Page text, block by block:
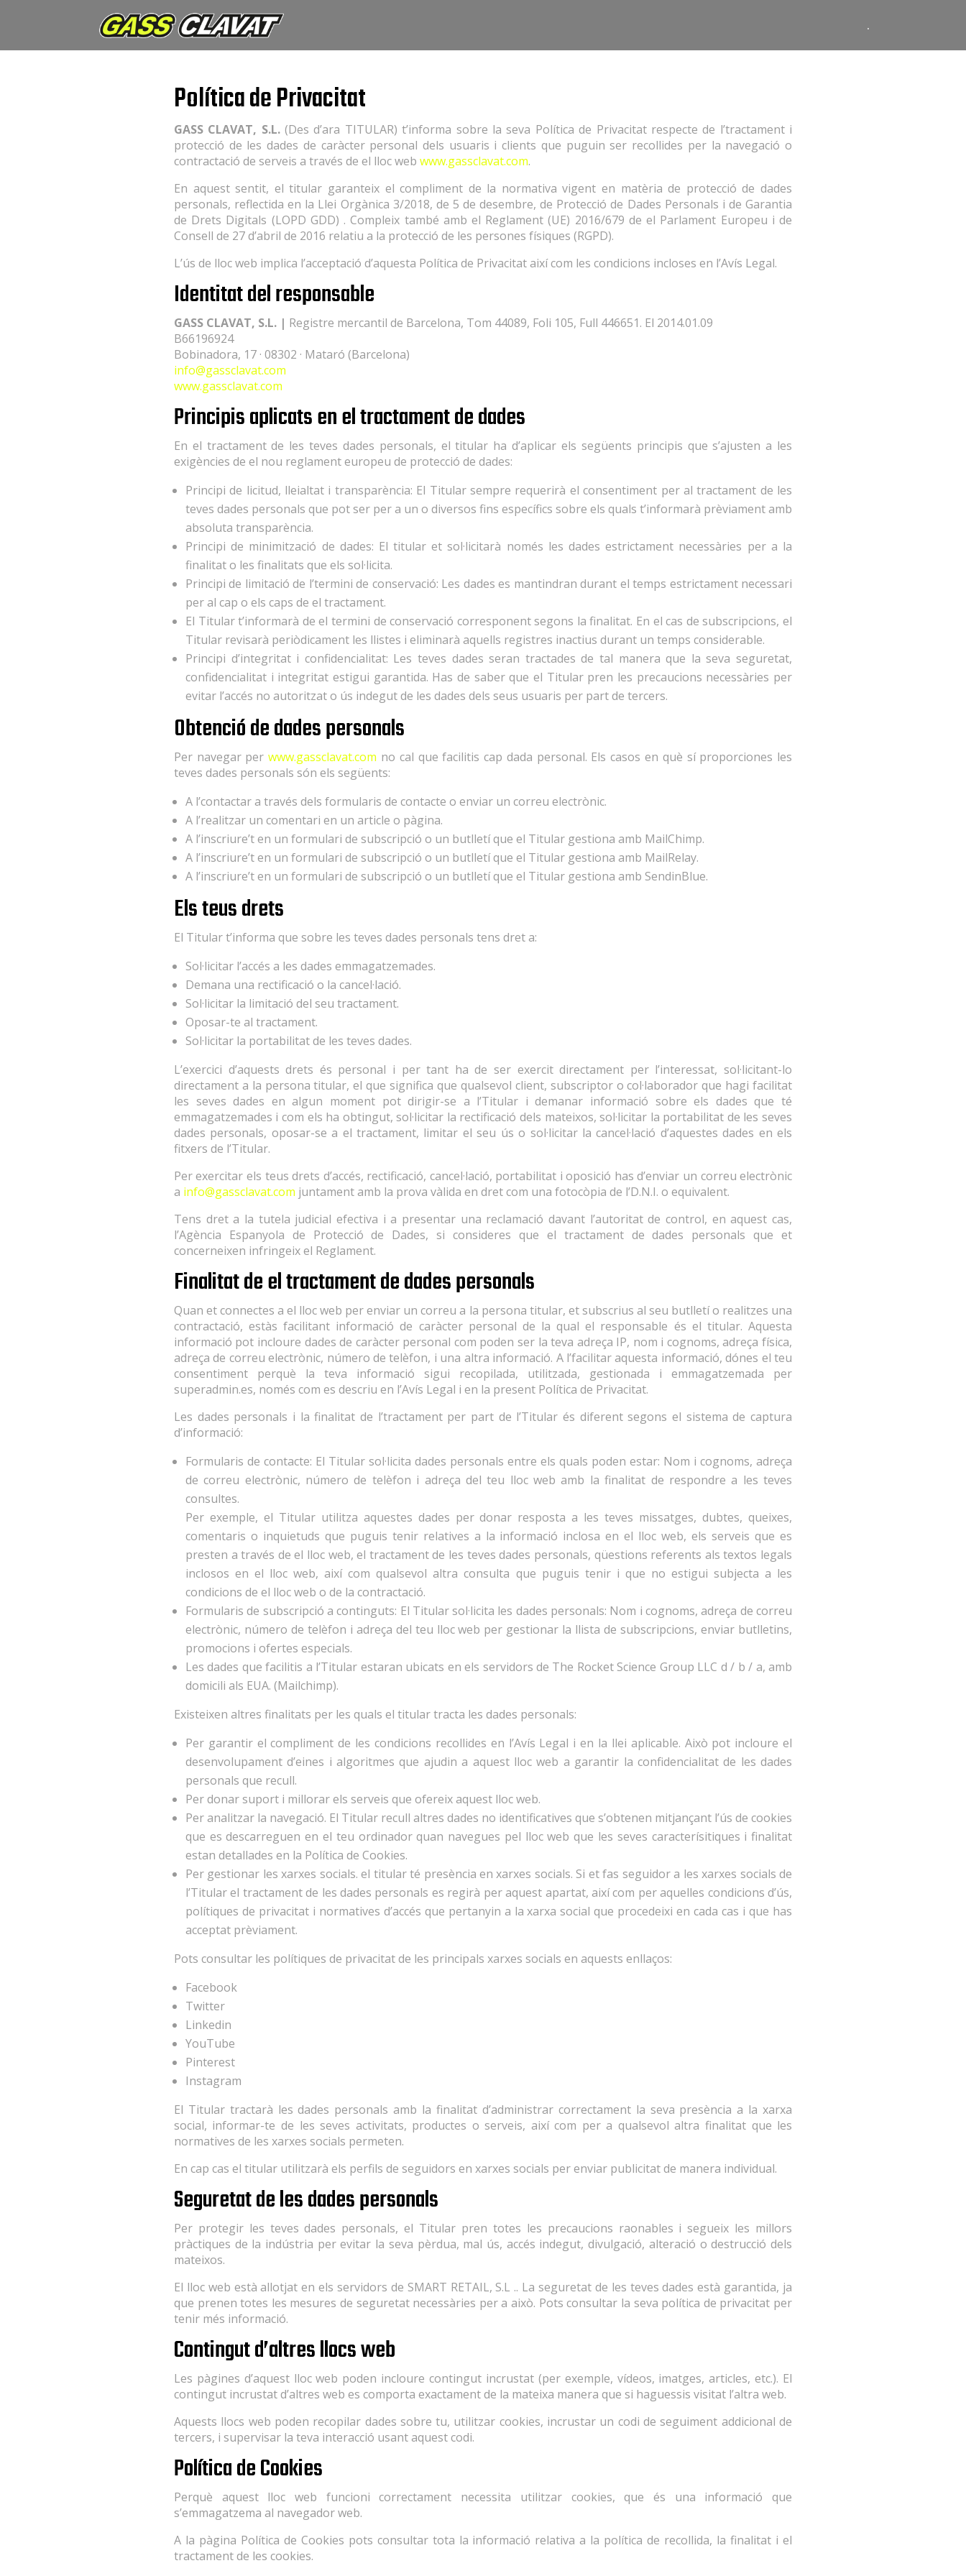
.
Política de Privacitat
GASS CLAVAT, S.L.(Des d’ara TITULAR) t’informa sobre la seva Política de Privacitat respecte de l’tractament i
protecció de les dades de caràcter personal dels usuaris i clients que puguin ser recollides per la navegació o
contractació de serveis a través de el lloc web www.gassclavat.com.
En aquest sentit, el titular garanteix el compliment de la normativa vigent en matèria de protecció de dades
personals, reflectida en la Llei Orgànica 3/2018, de 5 de desembre, de Protecció de Dades Personals i de Garantia
de Drets Digitals (LOPD GDD) . Compleix també amb el Reglament (UE) 2016/679 de el Parlament Europeu i de
Consell de 27 d’abril de 2016 relatiu a la protecció de les persones físiques (RGPD).
L’ús de lloc web implica l’acceptació d’aquesta Política de Privacitat així com les condicions incloses en l’Avís Legal.
Identitat del responsable
GASS CLAVAT, S.L. | Registre mercantil de Barcelona, ​​Tom 44089, Foli 105, Full 446651. El 2014.01.09
B66196924
Bobinadora, 17 · 08302 · Mataró (Barcelona)
info@gassclavat.com
www.gassclavat.com
Principis aplicats en el tractament de dades
En el tractament de les teves dades personals, el titular ha d’aplicar els següents principis que s’ajusten a les
exigències de el nou reglament europeu de protecció de dades:
Principi de licitud, lleialtat i transparència: El Titular sempre requerirà el consentiment per al tractament de les
teves dades personals que pot ser per a un o diversos fins específics sobre els quals t’informarà prèviament amb
absoluta transparència.
Principi de minimització de dades: El titular et sol·licitarà només les dades estrictament necessàries per a la
finalitat o les finalitats que els sol·licita.
Principi de limitació de l’termini de conservació: Les dades es mantindran durant el temps estrictament necessari
per al cap o els caps de el tractament.
El Titular t’informarà de el termini de conservació corresponent segons la finalitat. En el cas de subscripcions, el
Titular revisarà periòdicament les llistes i eliminarà aquells registres inactius durant un temps considerable.
Principi d’integritat i confidencialitat: Les teves dades seran tractades de tal manera que la seva seguretat,
confidencialitat i integritat estigui garantida. Has de saber que el Titular pren les precaucions necessàries per
evitar l’accés no autoritzat o ús indegut de les dades dels seus usuaris per part de tercers.
Obtenció de dades personals
Per navegar perwww.gassclavat.com no cal que facilitis cap dada personal. Els casos en què sí proporciones les
teves dades personals són els següents:
A l’contactar a través dels formularis de contacte o enviar un correu electrònic.
A l’realitzar un comentari en un article o pàgina.
A l’inscriure’t en un formulari de subscripció o un butlletí que el Titular gestiona amb MailChimp.
A l’inscriure’t en un formulari de subscripció o un butlletí que el Titular gestiona amb MailRelay.
A l’inscriure’t en un formulari de subscripció o un butlletí que el Titular gestiona amb SendinBlue.
Els teus drets
El Titular t’informa que sobre les teves dades personals tens dret a:
Sol·licitar l’accés a les dades emmagatzemades.
Demana una rectificació o la cancel·lació.
Sol·licitar la limitació del seu tractament.
Oposar-te al tractament.
Sol·licitar la portabilitat de les teves dades.
L’exercici d’aquests drets és personal i per tant ha de ser exercit directament per l’interessat, sol·licitant-lo
directament a la persona titular, el que significa que qualsevol client, subscriptor o col·laborador que hagi facilitat
les seves dades en algun moment pot dirigir-se a l’Titular i demanar informació sobre els dades que té
emmagatzemades i com els ha obtingut, sol·licitar la rectificació dels mateixos, sol·licitar la portabilitat de les seves
dades personals, oposar-se a el tractament, limitar el seu ús o sol·licitar la cancel·lació d’aquestes dades en els
fitxers de l’Titular.
Per exercitar els teus drets d’accés, rectificació, cancel·lació, portabilitat i oposició has d’enviar un correu electrònic
a info@gassclavat.com juntament amb la prova vàlida en dret com una fotocòpia de l’D.N.I. o equivalent.
Tens dret a la tutela judicial efectiva i a presentar una reclamació davant l’autoritat de control, en aquest cas,
l’Agència Espanyola de Protecció de Dades, si consideres que el tractament de dades personals que et
concerneixen infringeix el Reglament.
Finalitat de el tractament de dades personals
Quan et connectes a el lloc web per enviar un correu a la persona titular, et subscrius al seu butlletí o realitzes una
contractació, estàs facilitant informació de caràcter personal de la qual el responsable és el titular. Aquesta
informació pot incloure dades de caràcter personal com poden ser la teva adreça IP, nom i cognoms, adreça física,
adreça de correu electrònic, número de telèfon, i una altra informació. A l’facilitar aquesta informació, dónes el teu
consentiment perquè la teva informació sigui recopilada, utilitzada, gestionada i emmagatzemada per
superadmin.es, només com es descriu en l’Avís Legal i en la present Política de Privacitat.
Les dades personals i la finalitat de l’tractament per part de l’Titular és diferent segons el sistema de captura
d’informació:
Formularis de contacte: El Titular sol·licita dades personals entre els quals poden estar: Nom i cognoms, adreça
de correu electrònic, número de telèfon i adreça del teu lloc web amb la finalitat de respondre a les teves
consultes.
Per exemple, el Titular utilitza aquestes dades per donar resposta a les teves missatges, dubtes, queixes,
comentaris o inquietuds que puguis tenir relatives a la informació inclosa en el lloc web, els serveis que es
presten a través de el lloc web, el tractament de les teves dades personals, qüestions referents als textos legals
inclosos en el lloc web, així com qualsevol altra consulta que puguis tenir i que no estigui subjecta a les
condicions de el lloc web o de la contractació.
Formularis de subscripció a continguts: El Titular sol·licita les dades personals: Nom i cognoms, adreça de correu
electrònic, número de telèfon i adreça del teu lloc web per gestionar la llista de subscripcions, enviar butlletins,
promocions i ofertes especials.
Les dades que facilitis a l’Titular estaran ubicats en els servidors de The Rocket Science Group LLC d / b / a, amb
domicili als EUA. (Mailchimp).
Existeixen altres finalitats per les quals el titular tracta les dades personals:
Per garantir el compliment de les condicions recollides en l’Avís Legal i en la llei aplicable. Això pot incloure el
desenvolupament d’eines i algoritmes que ajudin a aquest lloc web a garantir la confidencialitat de les dades
personals que recull.
Per donar suport i millorar els serveis que ofereix aquest lloc web.
Per analitzar la navegació. El Titular recull altres dades no identificatives que s’obtenen mitjançant l’ús de cookies
que es descarreguen en el teu ordinador quan navegues pel lloc web que les seves caracterísitiques i finalitat
estan detallades en la Política de Cookies.
Per gestionar les xarxes socials. el titular té presència en xarxes socials. Si et fas seguidor a les xarxes socials de
l’Titular el tractament de les dades personals es regirà per aquest apartat, així com per aquelles condicions d’ús,
polítiques de privacitat i normatives d’accés que pertanyin a la xarxa social que procedeixi en cada cas i que has
acceptat prèviament.
Pots consultar les polítiques de privacitat de les principals xarxes socials en aquests enllaços:
Facebook
Twitter
Linkedin
YouTube
Pinterest
Instagram
El Titular tractarà les dades personals amb la finalitat d’administrar correctament la seva presència a la xarxa
social, informar-te de les seves activitats, productes o serveis, així com per a qualsevol altra finalitat que les
normatives de les xarxes socials permeten.
En cap cas el titular utilitzarà els perfils de seguidors en xarxes socials per enviar publicitat de manera individual.
Seguretat de les dades personals
Per protegir les teves dades personals, el Titular pren totes les precaucions raonables i segueix les millors
pràctiques de la indústria per evitar la seva pèrdua, mal ús, accés indegut, divulgació, alteració o destrucció dels
mateixos.
El lloc web està allotjat en els servidors de SMART RETAIL, S.L .. La seguretat de les teves dades està garantida, ja
que prenen totes les mesures de seguretat necessàries per a això. Pots consultar la seva política de privacitat per
tenir més informació.
Contingut d’altres llocs web
Les pàgines d’aquest lloc web poden incloure contingut incrustat (per exemple, vídeos, imatges, articles, etc.). El
contingut incrustat d’altres web es comporta exactament de la mateixa manera que si haguessis visitat l’altra web.
Aquests llocs web poden recopilar dades sobre tu, utilitzar cookies, incrustar un codi de seguiment addicional de
tercers, i supervisar la teva interacció usant aquest codi.
Política de Cookies
Perquè aquest lloc web funcioni correctament necessita utilitzar cookies, que és una informació que
s’emmagatzema al navegador web.
A la pàgina Política de Cookies pots consultar tota la informació relativa a la política de recollida, la finalitat i el
tractament de les cookies.